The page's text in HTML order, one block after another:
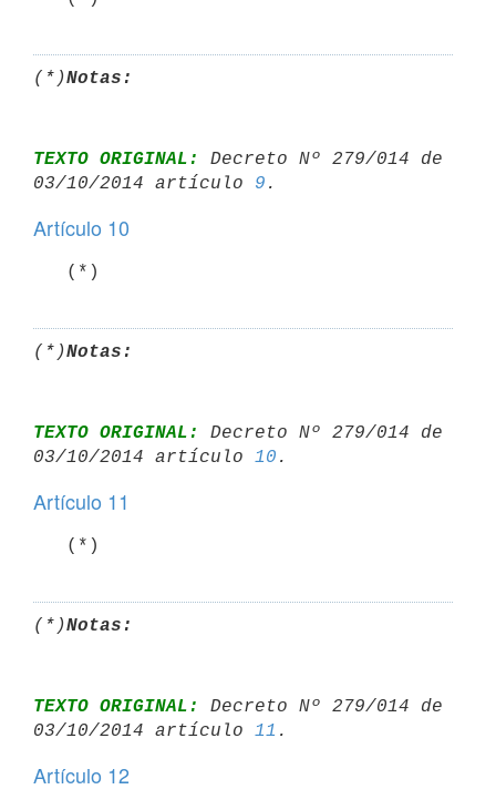
(*)Notas:
TEXTO ORIGINAL:
Decreto Nº 279/014 de
03/10/2014 artículo 9
Artículo 10
   (*)
(*)Notas:
TEXTO ORIGINAL:
Decreto Nº 279/014 de
03/10/2014 artículo 10
Artículo 11
   (*)
(*)Notas:
TEXTO ORIGINAL:
Decreto Nº 279/014 de
03/10/2014 artículo 11
Artículo 12